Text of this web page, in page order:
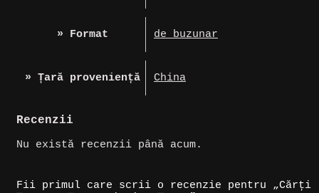
» Format de buzunar
» Țară proveniență China
Recenzii
Nu există recenzii până acum.
Fii primul care scrii o recenzie pentru „Cărți